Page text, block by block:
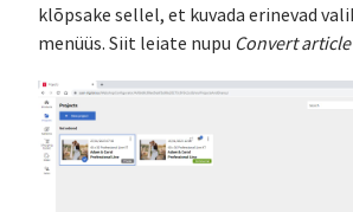
klõpsake sellel, et kuvada erinevad
menüüs. Siit leiate nupu Convert